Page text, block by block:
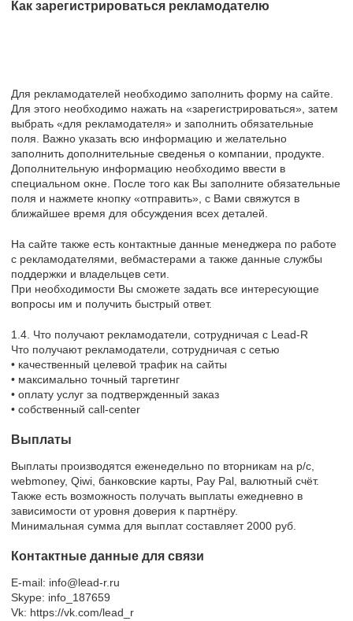
Как зарегистрироваться рекламодателю
Для рекламодателей необходимо заполнить форму на сайте.
Для этого необходимо нажать на «зарегистрироваться», затем
выбрать «для рекламодателя» и заполнить обязательные
поля. Важно указать всю информацию и желательно
заполнить дополнительные сведенья о компании, продукте.
Дополнительную информацию необходимо ввести в
специальном окне. После того как Вы заполните обязательные
поля и нажмете кнопку «отправить», с Вами свяжутся в
ближайшее время для обсуждения всех деталей.
На сайте также есть контактные данные менеджера по работе
с рекламодателями, вебмастерами а также данные службы
поддержки и владельцев сети.
При необходимости Вы сможете задать все интересующие
вопросы им и получить быстрый ответ.
1.4. Что получают рекламодатели, сотрудничая с Lead-R
Что получают рекламодатели, сотрудничая с сетью
• качественный целевой трафик на сайты
• максимально точный таргетинг
• оплату услуг за подтвержденный заказ
• собственный call-center
Выплаты
Выплаты производятся еженедельно по вторникам на р/с,
webmoney, Qiwi, банковские карты, Pay Pal, валютный счёт.
Также есть возможность получать выплаты ежедневно в
зависимости от уровня доверия к партнёру.
Минимальная сумма для выплат составляет 2000 руб.
Контактные данные для связи
E-mail: info@lead-r.ru
Skype: info_187659
Vk: https://vk.com/lead_r